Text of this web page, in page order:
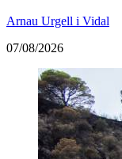
Arnau Urgell i Vidal
07/08/2026